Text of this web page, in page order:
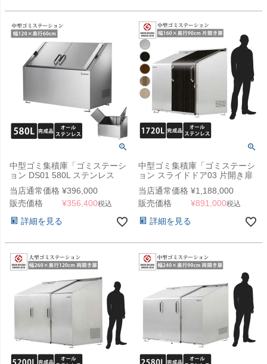
中型ゴミ集積庫「ゴミステーシ
ョン DS01 580L ステンレス
W1200×D600×1000mm」
（YHC）
当店通常価格 ¥396,000
販売価格
¥356,400税込
詳細を見る
中型ゴミ集積庫「ゴミステーシ
ョン スライドドア03 片開き扉
ステンレス 1720L」 ※法人宛
配送限定（SN）
当店通常価格 ¥1,188,000
販売価格
¥891,000税込
詳細を見る